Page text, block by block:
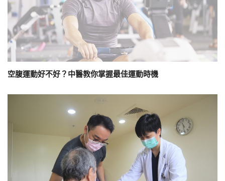
空腹運動好不好？中醫教你掌握最佳運動時機